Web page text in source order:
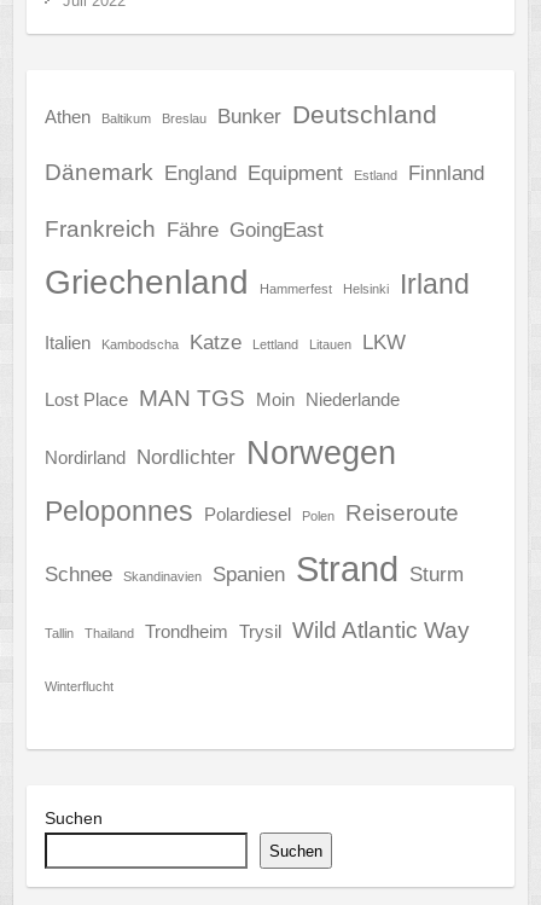
Athen Baltikum Breslau Bunker Deutschland
Dänemark England Equipment Estland Finnland
Frankreich Fähre GoingEast
Griechenland Hammerfest Helsinki Irland
Italien Kambodscha Katze Lettland Litauen LKW
Lost Place MAN TGS Moin Niederlande
Nordirland Nordlichter Norwegen
Peloponnes Polardiesel Polen Reiseroute
Schnee Skandinavien Spanien Strand Sturm
Tallin Thailand Trondheim Trysil Wild Atlantic Way
Winterflucht
Suchen
Suchen